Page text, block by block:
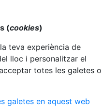
(cookies)
teva experiència de
lloc i personalitzar el
totes les galetes o
galetes en aquest web